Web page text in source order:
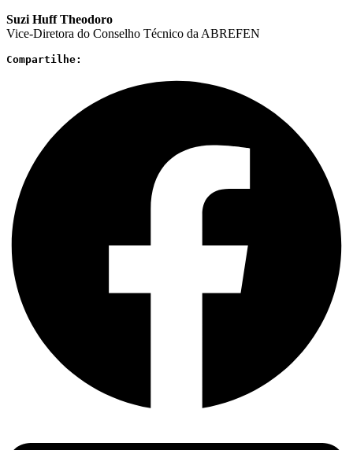
Suzi Huff Theodoro
Vice-Diretora do Conselho Técnico da ABREFEN
Compartilhe: